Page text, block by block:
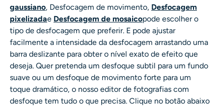
gaussiano, Desfocagem de movimento, Desfocagem
pixelizadae Desfocagem de mosaicopode escolher o
tipo de desfocagem que preferir. E pode ajustar
facilmente a intensidade da desfocagem arrastando uma
barra deslizante para obter o nível exato de efeito que
deseja. Quer pretenda um desfoque subtil para um fundo
suave ou um desfoque de movimento forte para um
toque dramático, o nosso editor de fotografias com
desfoque tem tudo o que precisa. Clique no botão abaixo